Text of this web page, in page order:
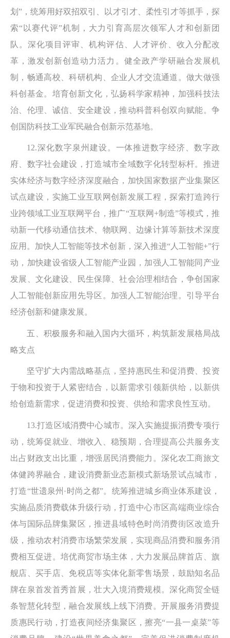
划”，统筹用好双招双引、以才引才、柔性引才等抓手，探
索“以赛代评”机制，大力引育高层次领军人才和创新团
队。深化项目评审、机构评估、人才评价、收入分配改
革，激发创新创造动力活力。健全政产学研融合发展机
制，畅通高校、科研机构、企业人才交流通道。做大做强
科创基金。培育创新文化，弘扬科学家精神，加强科技法
治、伦理、诚信、安全建设，推动科普科创双向赋能。争
创国防科技工业军民融合创新示范基地。
12.深化数字泉州建设。一体推进数字经济、数字政
府、数字社会建设，打造城市全域数字化转型标杆。推进
实体经济与数字经济深度融合，加快国家数据产业集聚区
试点建设，实施工业互联网创新发展工程，探索打造跨行
业跨领域工业互联网平台，推广“互联网+制造”等模式，推
动新一代移动通信技术、物联网、边缘计算等新技术深度
应用。加快人工智能等技术创新，深入推进“人工智能+”行
动，加快建设省级人工智能产业园，加强人工智能同产业
发展、文化建设、民生保障、社会治理相结合，争创国家
人工智能创新应用先导区。加强人工智能治理。引导平台
经济创新和健康发展。
五、积极服务和融入国内大循环，构筑新发展格局战
略支点
坚守扩大内需战略基点，坚持惠民生和促消费、投资
于物和投资于人紧密结合，以新需求引领新供给，以新供
给创造新需求，促进消费和投资、供给和需求良性互动。
13.打造区域消费中心城市。深入实施提振消费专项行
动，统筹促就业、增收入、稳预期，合理提高公共服务支
出占财政支出比重，增强居民消费能力。深化农工商旅文
体健跨界融合，建设消费新业态新模式新场景试点城市，
打造“世遗泉州·时尚之都”。统筹推进城乡商业体系建设，
实施品质消费载体升级行动，打造中心市区高端商业综合
体与国际品牌集聚区，推进县域特色时尚消费街区改造升
级，推动农村消费市场繁荣发展，实现商品消费和服务消
费相互促进。培优商贸市场主体，大力发展品牌首店、旗
舰店、买手店、免税店等实体化新零售场景，鼓励知名品
牌在泉首发首秀首展，壮大入境消费规模。深化商贸全链
条智慧化转型，融合发展线上线下消费。开展服务消费提
质惠民行动，打造夜间经济集聚区，擦亮“一县一桌菜”等